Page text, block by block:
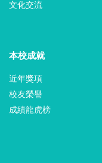
文化交流
本校成就
近年獎項
校友榮譽
成績龍虎榜